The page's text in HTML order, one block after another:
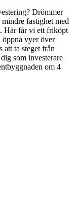
Drömmer
fastighet med
Här får vi ett friköpt
öppna vyer över
att ta steget från
som investerare
om 4